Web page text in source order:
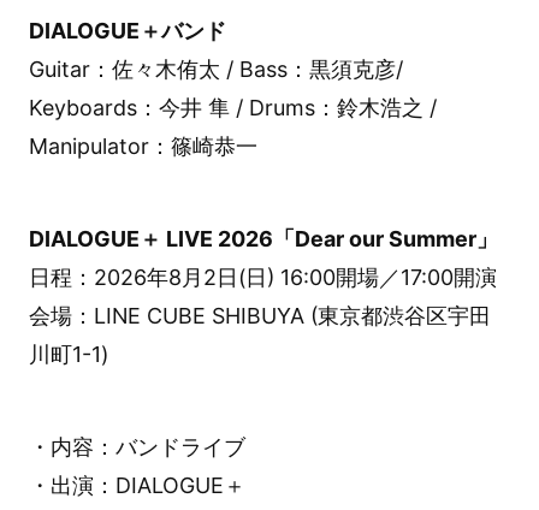
DIALOGUE＋バンド
Guitar：佐々木侑太 / Bass：黒須克彦/
Keyboards：今井 隼 / Drums：鈴木浩之 /
Manipulator：篠崎恭一
DIALOGUE＋ LIVE 2026「Dear our Summer」
日程：2026年8月2日(日) 16:00開場／17:00開演
会場：LINE CUBE SHIBUYA (東京都渋谷区宇田
川町1-1)
・内容：バンドライブ
・出演：DIALOGUE＋